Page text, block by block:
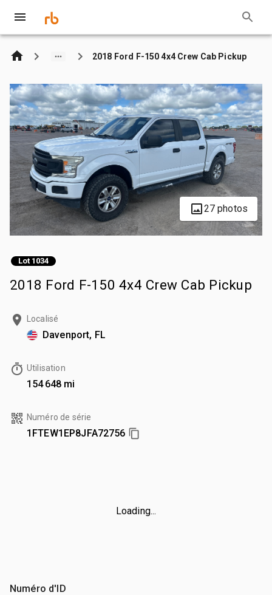
2018 Ford F-150 4x4 Crew Cab Pickup
27 photos
Lot 1034
2018 Ford F-150 4x4 Crew Cab Pickup
Localisé
Davenport, FL
Utilisation
154 648 mi
Numéro de série
1FTEW1EP8JFA72756
Loading...
Numéro d'ID